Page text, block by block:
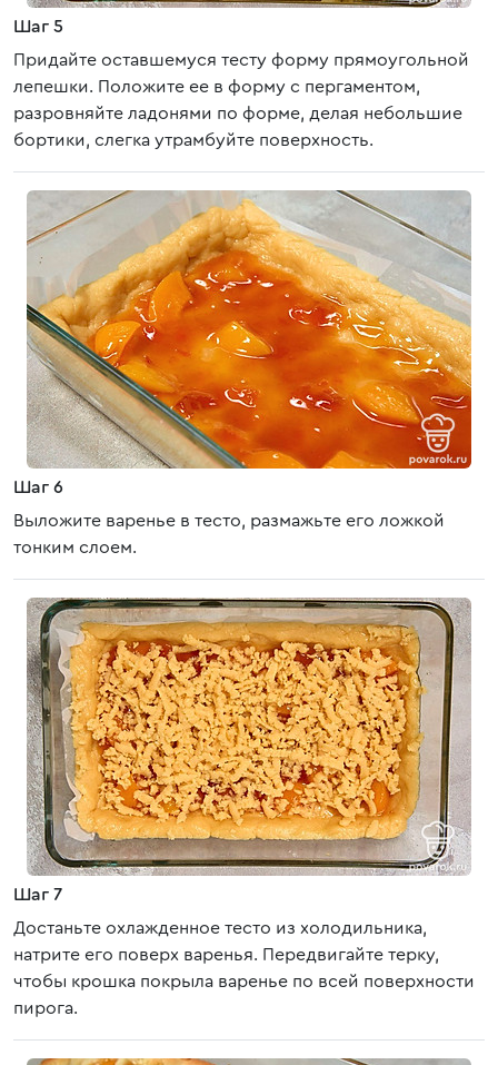
Шаг 5
Придайте оставшемуся тесту форму прямоугольной
лепешки. Положите ее в форму с пергаментом,
разровняйте ладонями по форме, делая небольшие
бортики, слегка утрамбуйте поверхность.
Шаг 6
Выложите варенье в тесто, размажьте его ложкой
тонким слоем.
Шаг 7
Достаньте охлажденное тесто из холодильника,
натрите его поверх варенья. Передвигайте терку,
чтобы крошка покрыла варенье по всей поверхности
пирога.